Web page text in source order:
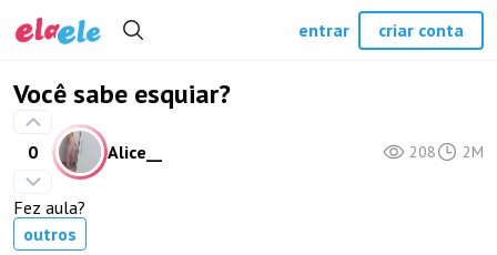
Você sabe esquiar?
0 Alice__ 208 2M
Fez aula?
outros
entrar criar conta